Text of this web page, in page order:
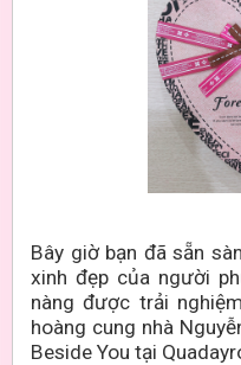
Bây giờ bạn đã sẵn
xinh đẹp của người
nàng được trải
hoàng cung nhà
Beside You tại